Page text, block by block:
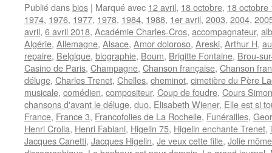
Publié dansbios | Marqué avec 12 avril, 18 octobre, 18 octobre
1974, 1976, 1977, 1978, 1984, 1988, 1er avril, 2003, 2004,
avril, 6 avril 2018, Académie Charles-Cros, accompagnateur,
Algérie, Allemagne, Alsace, Amor doloroso, Areski, Arthur H,
repaire, Belgique, biographie, Boum, Brigitte Fontaine, Brou-
Casino de Paris, Champagne, Chanson française, Chanson
déluge, Charles Trenet, Chelles, cheminot, cimetière du Père
musicale, comédien, compositeur, Coup de foudre, Cours Simon
chansons d'avant le déluge, duo, Elisabeth Wiener, Elle est si
France, France 3, Francofolies de La Rochelle, Funérailles,
Henri Crolla, Henri Fabiani, Higelin 75, Higelin enchante Trenet,
Jacques Canetti, Jacques Higelin, Je veux cette fille, Jolie môme